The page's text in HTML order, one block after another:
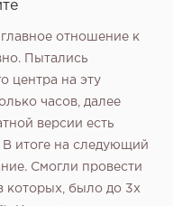
главное отношение к
Пытались
центра на эту
часов, далее
версии есть
итоге на следующий
Смогли провести
которых, было до 3х